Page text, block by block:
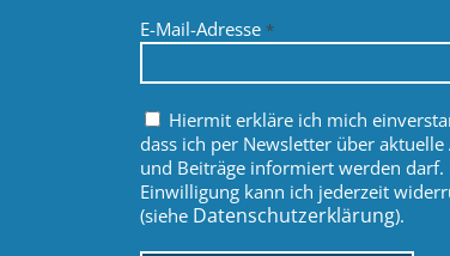
E-Mail-Adresse*
Hiermit erkläre ich mich
dass ich per Newsletter über aktuelle
und Beiträge informiert werden darf.
Einwilligung kann ich jederzeit
(siehe Datenschutzerklärung).